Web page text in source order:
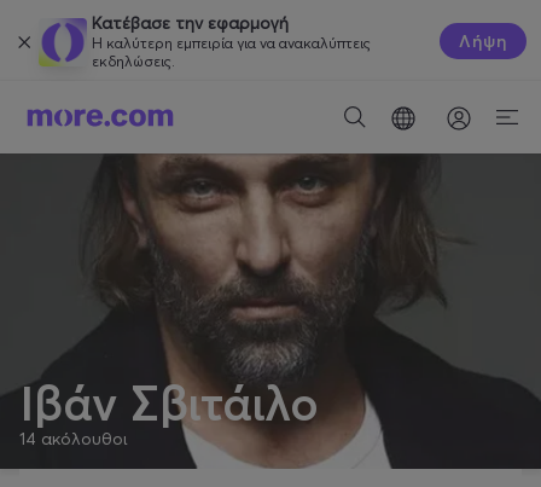
Κατέβασε την εφαρμογή
Η καλύτερη εμπειρία για να ανακαλύπτεις
εκδηλώσεις.
Λήψη
Ιβάν Σβιτάιλο
14 ακόλουθοι